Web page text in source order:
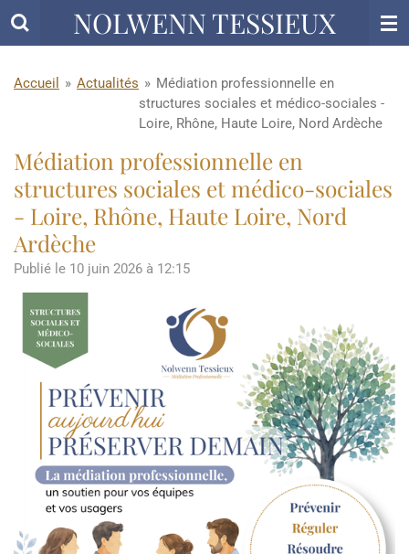
Passer
principal
NOLWENN TESSIEUX
Accueil » Actualités » Médiation professionnelle en
structures sociales et médico-sociales -
Loire, Rhône, Haute Loire, Nord Ardèche
Médiation professionnelle en
structures sociales et médico-sociales
- Loire, Rhône, Haute Loire, Nord
Ardèche
Publié le 10 juin 2026 à 12:15